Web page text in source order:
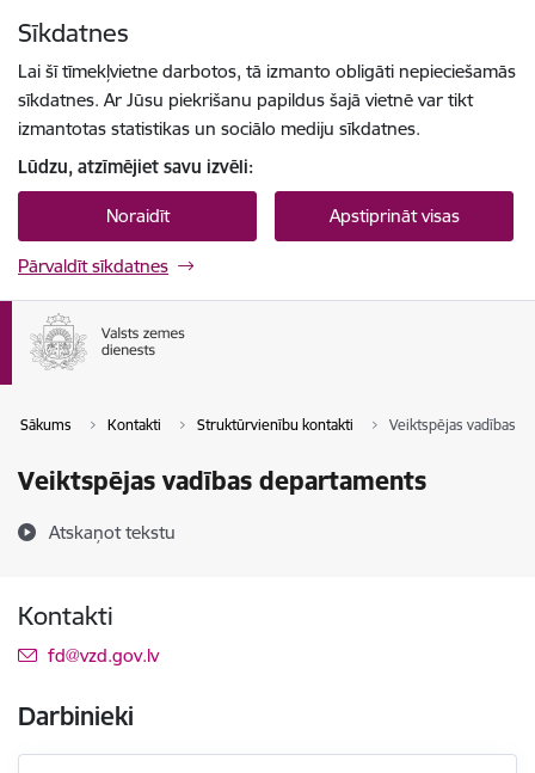
Sīkdatnes
Lai šī tīmekļvietne darbotos, tā izmanto obligāti nepieciešamās
sīkdatnes. Ar Jūsu piekrišanu papildus šajā vietnē var tikt
izmantotas statistikas un sociālo mediju sīkdatnes.
Lūdzu, atzīmējiet savu izvēli:
Noraidīt Apstiprināt visas
Pārvaldīt sīkdatnes
Sākums Kontakti Struktūrvienību kontakti Veiktspējas vadības
Veiktspējas vadības departaments
Atskaņot tekstu
Kontakti
E-pasts:
fd@vzd.gov.lv
Darbinieki